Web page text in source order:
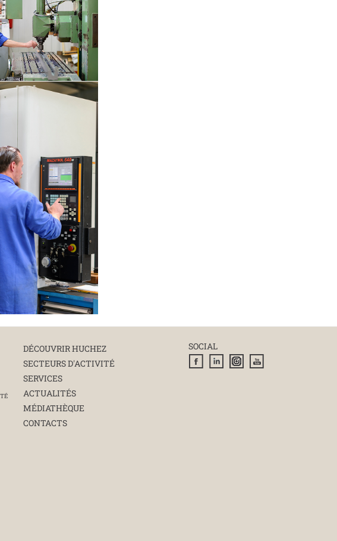
DÉCOUVRIR HUCHEZ
SECTEURS D'ACTIVITÉ
SERVICES
ACTUALITÉS
MÉDIATHÈQUE
CONTACTS
SOCIAL